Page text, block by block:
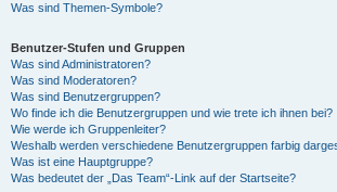
Was sind Themen-Symbole?
Benutzer-Stufen und Gruppen
Was sind Administratoren?
Was sind Moderatoren?
Was sind Benutzergruppen?
Wo finde ich die Benutzergruppen und wie trete ich ihnen bei?
Wie werde ich Gruppenleiter?
Weshalb werden verschiedene Benutzergruppen farbig
Was ist eine Hauptgruppe?
Was bedeutet der „Das Team“-Link auf der Startseite?